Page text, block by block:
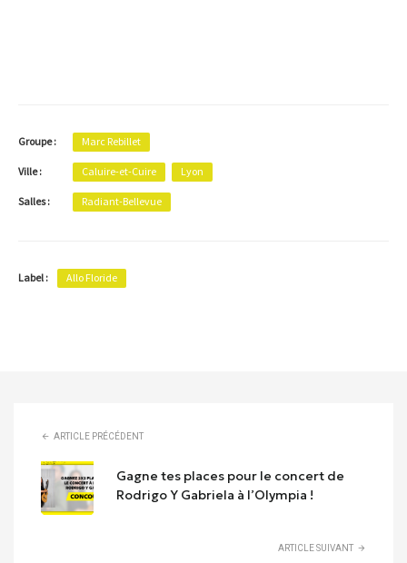
Groupe : Marc Rebillet
Ville : Caluire-et-Cuire Lyon
Salles : Radiant-Bellevue
Label : Allo Floride
ARTICLE PRÉCÉDENT
Gagne tes places pour le concert de
Rodrigo Y Gabriela à l’Olympia !
ARTICLE SUIVANT